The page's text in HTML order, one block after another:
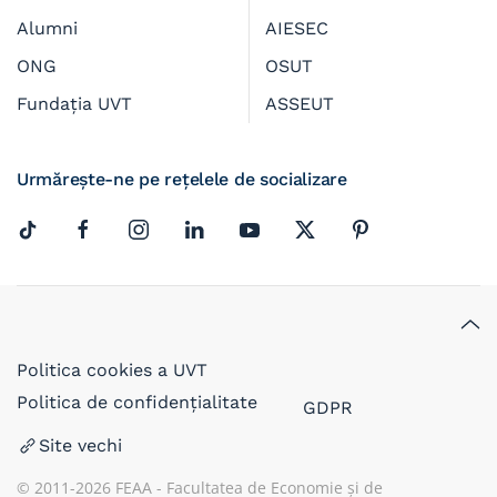
Alumni
ONG
Fundația UVT
AIESEC
OSUT
ASSEUT
Urmărește-ne pe rețelele de socializare
Politica cookies a UVT
Politica de confidențialitate
GDPR
Site vechi
© 2011-2026 FEAA - Facultatea de Economie și de